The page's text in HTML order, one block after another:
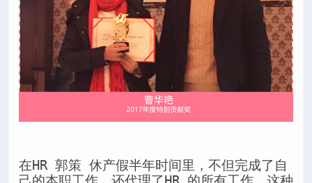
在HR 郭策 休产假半年时间里，不但完成了自